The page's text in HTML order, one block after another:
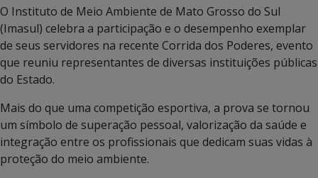
O Instituto de Meio Ambiente de Mato Grosso do Sul
(Imasul) celebra a participação e o desempenho exemplar
de seus servidores na recente Corrida dos Poderes, evento
que reuniu representantes de diversas instituições públicas
do Estado.
Mais do que uma competição esportiva, a prova se tornou
um símbolo de superação pessoal, valorização da saúde e
integração entre os profissionais que dedicam suas vidas à
proteção do meio ambiente.